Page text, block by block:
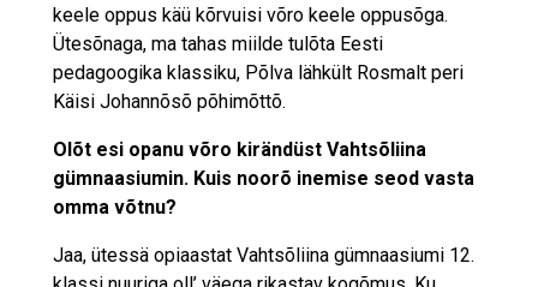
keele oppus käü kõrvuisi võro keele oppusõga.
Ütesõnaga, ma tahas miilde tulõta Eesti
pedagoogika klassiku, Põlva lähkült Rosmalt peri
Käisi Johannõsõ põhimõttõ.
Olõt esi opanu võro kirändüst Vahtsõliina
gümnaasiumin. Kuis noorõ inemise seod vasta
omma võtnu?
Jaa, ütessä opiaastat Vahtsõliina gümnaasiumi 12.